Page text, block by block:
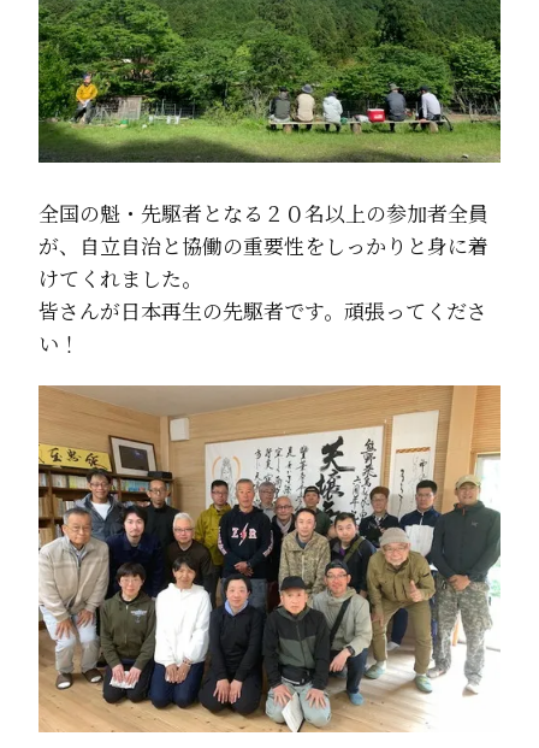
全国の魁・先駆者となる２０名以上の参加者全員
が、自立自治と協働の重要性をしっかりと身に着
けてくれました。
皆さんが日本再生の先駆者です。頑張ってくださ
い！